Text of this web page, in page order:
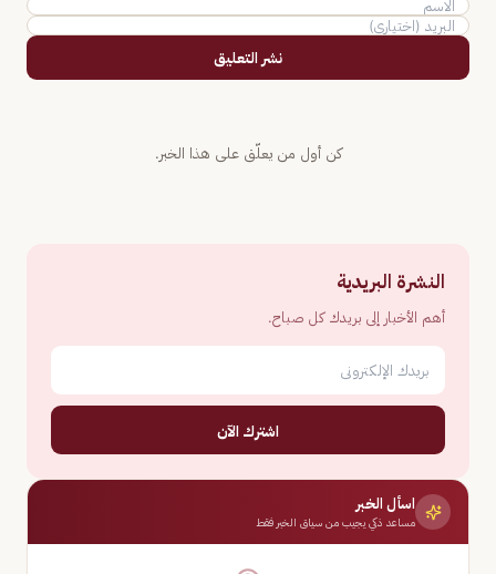
نشر التعليق
كن أول من يعلّق على هذا الخبر.
النشرة البريدية
أهم الأخبار إلى بريدك كل صباح.
اشترك الآن
اسأل الخبر
مساعد ذكي يجيب من سياق الخبر فقط